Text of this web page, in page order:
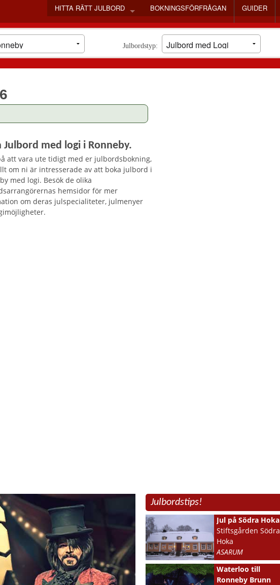
HITTA RÄTT JULBORD
STOCKHOLM
GÖTEBORG
MALMÖ
BLEKINGE LÄN
GÄVLEBORGS LÄN
HALLANDS LÄN
JÄMTLANDS LÄN
JÖNKÖPINGS LÄN
KALMAR LÄN
KRONOBERGS LÄN
BOKNINGSFÖRFRÅGAN GUIDER
Julbordstyp:
Julbord med logi i Ronneby.
att vara ute tidigt med er julbordsbokning,
om ni är intresserade av att boka julbord i
med logi. Besök de olika
hemsidor för mer
om deras julspecialiteter, julmenyer
Julbordstips!
Jul på Södra Hoka
Stiftsgården Södra
Hoka
ASARUM
Waterloo till
Ronneby Brunn